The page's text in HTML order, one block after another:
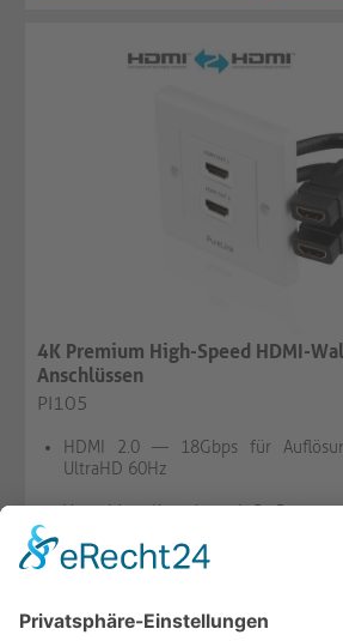
4K Premium High-Speed HDMI-
Anschlüssen
PI105
HDMI 2.0 — 18Gbps für
UltraHD 60Hz
Vergoldete Kontakte mit 2x
HDMI-A Buchse auf HDMI-A Buchse,
VERFÜGBAR